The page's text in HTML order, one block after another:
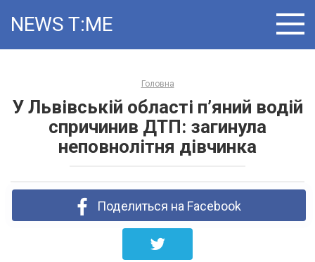
NEWS T:ME
Головна
У Львівській області п’яний водій
спричинив ДТП: загинула
неповнолітня дівчинка
Поделиться на Facebook